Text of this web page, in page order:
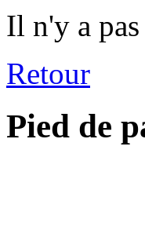
Il n'y a
Retour
Pied de